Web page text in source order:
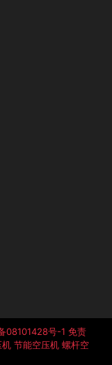
08101428号-1 免责
机 节能空压机 螺杆空